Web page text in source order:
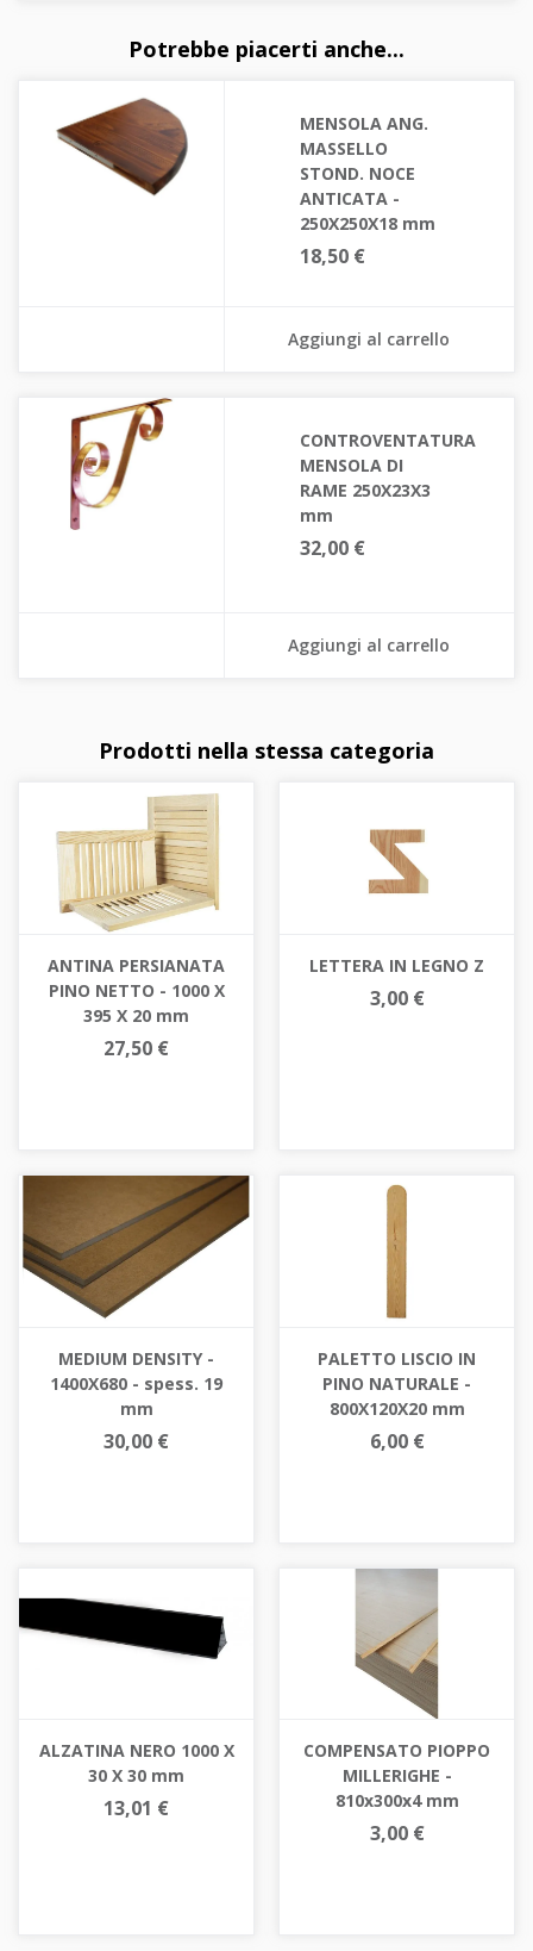
Potrebbe piacerti anche...
MENSOLA ANG.
MASSELLO
STOND. NOCE
ANTICATA -
250X250X18 mm
18,50 €
Aggiungi al carrello
CONTROVENTATURA
MENSOLA DI
RAME 250X23X3
mm
32,00 €
Aggiungi al carrello
Prodotti nella stessa categoria
ANTINA PERSIANATA
PINO NETTO - 1000 X
395 X 20 mm
27,50 €
LETTERA IN LEGNO Z
3,00 €
MEDIUM DENSITY -
1400X680 - spess. 19
mm
30,00 €
PALETTO LISCIO IN
PINO NATURALE -
800X120X20 mm
6,00 €
ALZATINA NERO 1000 X
30 X 30 mm
13,01 €
COMPENSATO PIOPPO
MILLERIGHE -
810x300x4 mm
3,00 €